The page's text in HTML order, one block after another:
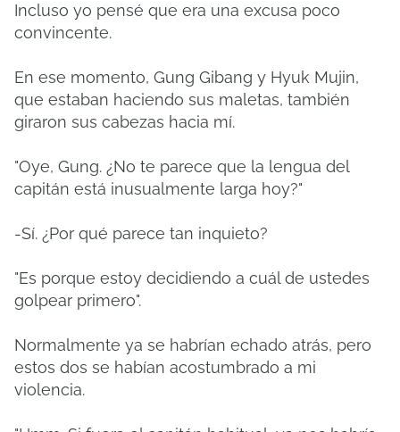
Incluso yo pensé que era una excusa poco
convincente.
En ese momento, Gung Gibang y Hyuk Mujin,
que estaban haciendo sus maletas, también
giraron sus cabezas hacia mí.
"Oye, Gung. ¿No te parece que la lengua del
capitán está inusualmente larga hoy?"
-Sí. ¿Por qué parece tan inquieto?
"Es porque estoy decidiendo a cuál de ustedes
golpear primero".
Normalmente ya se habrían echado atrás, pero
estos dos se habían acostumbrado a mi
violencia.